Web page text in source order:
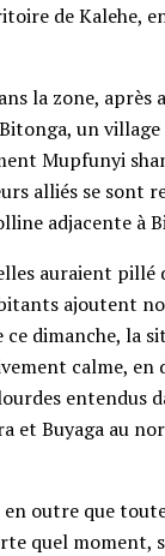
de Kalehe,
la zone, après
un
Mupfunyi
alliés se sont
adjacente à
auraient pillé
ajoutent
ce dimanche, la
calme, en
entendus
et Buyaga au
en outre que
quel moment,